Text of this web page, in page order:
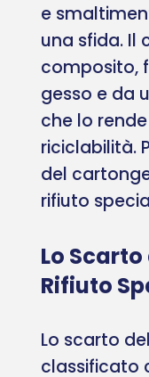
e
una sfida. Il
composito,
gesso e da
che lo
riciclabilità.
del
rifiuto
Lo
Rifiuto
Lo scarto
classificato